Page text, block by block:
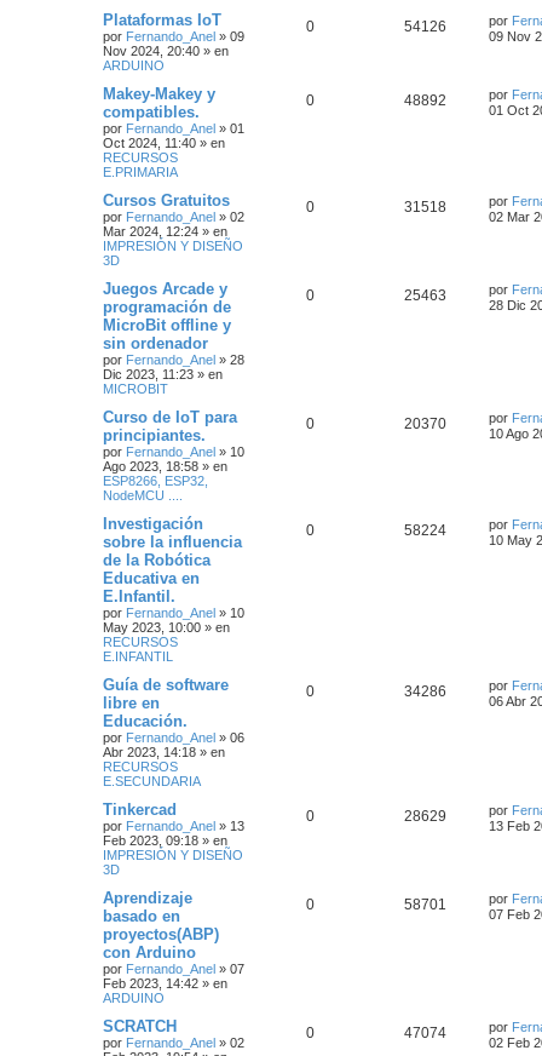
Plataformas IoT
por Fernando_Anel » 09
Nov 2024, 20:40 » en
ARDUINO
0 54126 por
09 Nov
Makey-Makey y
compatibles.
por Fernando_Anel » 01
Oct 2024, 11:40 » en
RECURSOS
E.PRIMARIA
0 48892 por
01 Oct
Cursos Gratuitos
por Fernando_Anel » 02
Mar 2024, 12:24 » en
IMPRESIÓN Y DISEÑO
3D
0 31518 por
02 Mar
Juegos Arcade y
programación de
MicroBit offline y
sin ordenador
por Fernando_Anel » 28
Dic 2023, 11:23 » en
MICROBIT
0 25463 por
28 Dic
Curso de IoT para
principiantes.
por Fernando_Anel » 10
Ago 2023, 18:58 » en
ESP8266, ESP32,
NodeMCU ....
0 20370 por
10 Ago
Investigación
sobre la influencia
de la Robótica
Educativa en
E.Infantil.
por Fernando_Anel » 10
May 2023, 10:00 » en
RECURSOS
E.INFANTIL
0 58224 por
10 May
Guía de software
libre en
Educación.
por Fernando_Anel » 06
Abr 2023, 14:18 » en
RECURSOS
E.SECUNDARIA
0 34286 por
06 Abr
Tinkercad
por Fernando_Anel » 13
Feb 2023, 09:18 » en
IMPRESIÓN Y DISEÑO
3D
0 28629 por
13 Feb
Aprendizaje
basado en
proyectos(ABP)
con Arduino
por Fernando_Anel » 07
Feb 2023, 14:42 » en
ARDUINO
0 58701 por
07 Feb
SCRATCH
por Fernando_Anel » 02
0 47074 por
02 Feb